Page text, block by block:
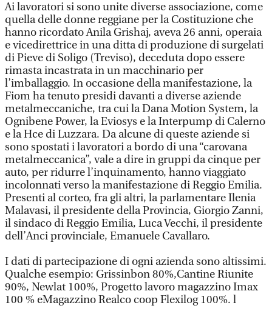
Ai lavoratori si sono unite diverse associazione, come
quella delle donne reggiane per la Costituzione che
hanno ricordato Anila Grishaj, aveva 26 anni, operaia
e vicedirettrice in una ditta di produzione di surgelati
di Pieve di Soligo (Treviso), deceduta dopo essere
rimasta incastrata in un macchinario per
l’imballaggio. In occasione della manifestazione, la
Fiom ha tenuto presidi davanti a diverse aziende
metalmeccaniche, tra cui la Dana Motion System, la
Ognibene Power, la Eviosys e la Interpump di Calerno
e la Hce di Luzzara. Da alcune di queste aziende si
sono spostati i lavoratori a bordo di una “carovana
metalmeccanica”, vale a dire in gruppi da cinque per
auto, per ridurre l’inquinamento, hanno viaggiato
incolonnati verso la manifestazione di Reggio Emilia.
Presenti al corteo, fra gli altri, la parlamentare Ilenia
Malavasi, il presidente della Provincia, Giorgio Zanni,
il sindaco di Reggio Emilia, Luca Vecchi, il presidente
dell’Anci provinciale, Emanuele Cavallaro.
I dati di partecipazione di ogni azienda sono altissimi.
Qualche esempio: Grissinbon 80%,Cantine Riunite
90%, Newlat 100%, Progetto lavoro magazzino Imax
100 % eMagazzino Realco coop Flexilog 100%. l